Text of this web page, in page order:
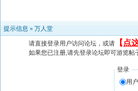
提示信息 » 万人堂
请直接登录用户访问论坛，或请 【 点
如果您已注册,请先登录论坛即可游览帖
登录
用